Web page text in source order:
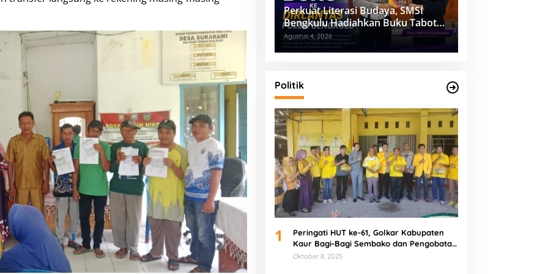
Perkuat Literasi Budaya, SMSI
Bengkulu Hadiahkan Buku Tabot
untuk Dirlantas Polda
Agustus 4, 2026
Politik
1
Peringati HUT ke-61, Golkar Kabupaten
Kaur Bagi-Bagi Sembako dan Pengobatan
Gratis
Oktober 8, 2025